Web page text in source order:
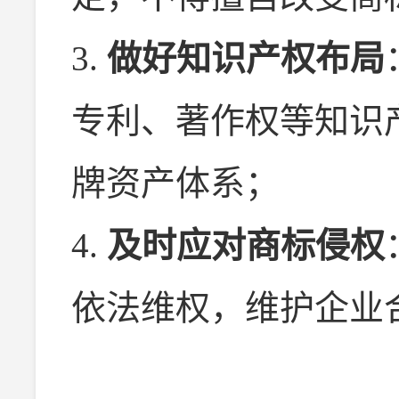
3. 做好知识产权布局
专利、著作权等知
牌资产体系；
4. 及时应对商标侵权
依法维权，维护企业